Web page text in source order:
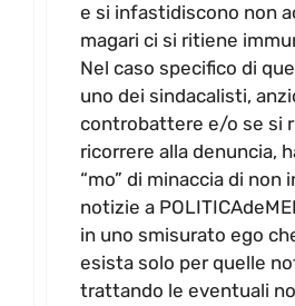
e si infastidiscono non
magari ci si ritiene
Nel caso specifico di
uno dei sindacalisti,
controbattere e/o se si
ricorrere alla denuncia,
“mo” di minaccia di non
notizie a
in uno smisurato ego
esista solo per quelle
trattando le eventuali